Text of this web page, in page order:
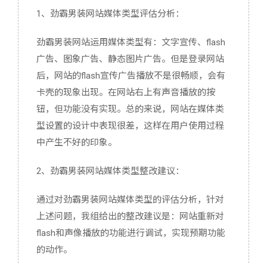
1、劲霸男装网站媒体类型评估分析：
劲霸男装网站运用媒体类型有：文字宣传、flash
广告、图象广告、静态图片广告。但是登录网站
后，网站的flash宣传广告播放不是很畅顺，会有
卡壳的现象出现。在网站右上有声音播放的按
钮，但功能没有实现。总的来说，网站在媒体类
型设置的设计中表现很差，这样在用户使用过程
中产生不好的印象。
2、劲霸男装网站媒体类型整改建议：
通过对劲霸男装网站媒体类型的评估分析，针对
上述问题，我组给出的整改建议是：网站重新对
flash和声像播放的功能进行调试，实现预期功能
的动作。